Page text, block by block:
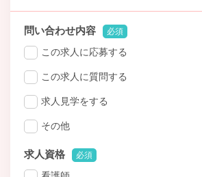
問い合わせ内容 必須
この求人に応募する
この求人に質問する
求人見学をする
その他
求人資格 必須